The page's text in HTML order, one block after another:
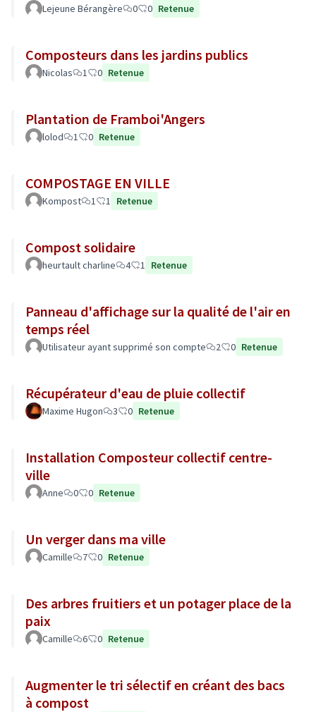
Lejeune Bérangère 0 0 Retenue
Composteurs dans les jardins publics
Nicolas 1 0 Retenue
Plantation de Framboi'Angers
lolod 1 0 Retenue
COMPOSTAGE EN VILLE
Kompost 1 1 Retenue
Compost solidaire
heurtault charline 4 1 Retenue
Panneau d'affichage sur la qualité de l'air en
temps réel
Utilisateur ayant supprimé son compte 2 0 Retenue
Récupérateur d'eau de pluie collectif
Maxime Hugon 3 0 Retenue
Installation Composteur collectif centre-
ville
Anne 0 0 Retenue
Un verger dans ma ville
Camille 7 0 Retenue
Des arbres fruitiers et un potager place de la
paix
Camille 6 0 Retenue
Augmenter le tri sélectif en créant des bacs
à compost